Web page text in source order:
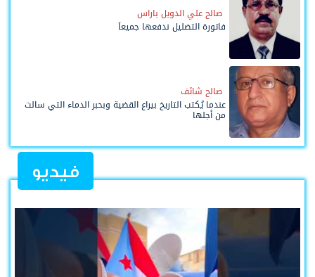
صالح علي الدويل باراس
فاتورة التضليل ندفعها جميعاً
صالح شائف
عندما يُكتب التاريخ بيراع القضية وبحبر الدماء التي سالت
من أجلها
فيديو